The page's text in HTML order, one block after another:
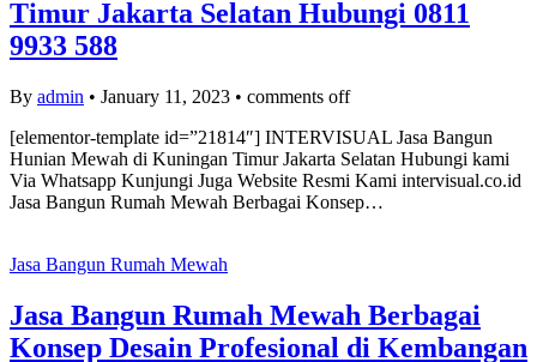
Timur Jakarta Selatan Hubungi 0811
9933 588
By admin • January 11, 2023 • comments off
[elementor-template id=”21814″] INTERVISUAL Jasa Bangun
Hunian Mewah di Kuningan Timur Jakarta Selatan Hubungi kami
Via Whatsapp Kunjungi Juga Website Resmi Kami intervisual.co.id
Jasa Bangun Rumah Mewah Berbagai Konsep…
Jasa Bangun Rumah Mewah
Jasa Bangun Rumah Mewah Berbagai
Konsep Desain Profesional di Kembangan